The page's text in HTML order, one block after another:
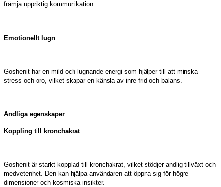
främja uppriktig kommunikation.
Emotionellt lugn
Goshenit har en mild och lugnande energi som hjälper till att minska
stress och oro, vilket skapar en känsla av inre frid och balans.
Andliga egenskaper
Koppling till kronchakrat
Goshenit är starkt kopplad till kronchakrat, vilket stödjer andlig tillväxt och
medvetenhet. Den kan hjälpa användaren att öppna sig för högre
dimensioner och kosmiska insikter.